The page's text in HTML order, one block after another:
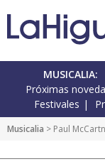
MUSICALIA:
Próximas
Festivales
Musicalia > Paul